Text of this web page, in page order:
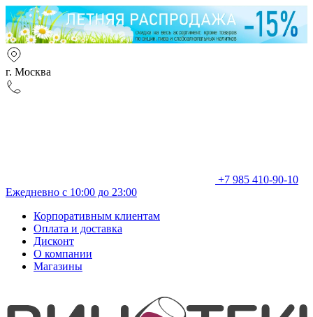
г. Москва
+7 985 410-90-10
Ежедневно с 10:00 до 23:00
Корпоративным клиентам
Оплата и доставка
Дисконт
О компании
Магазины